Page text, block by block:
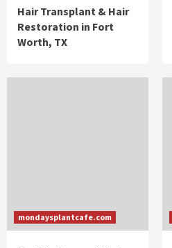
Hair Transplant & Hair
Restoration in Fort
Worth, TX
mondaysplantcafe.com